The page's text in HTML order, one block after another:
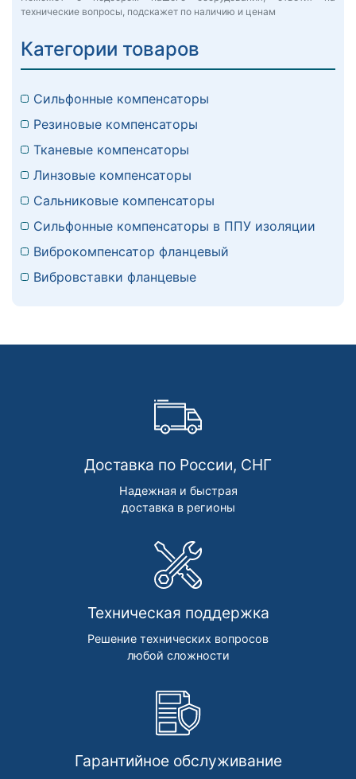
технические вопросы, подскажет по наличию и ценам
Категории товаров
Сильфонные компенсаторы
Резиновые компенсаторы
Тканевые компенсаторы
Линзовые компенсаторы
Сальниковые компенсаторы
Сильфонные компенсаторы в ППУ изоляции
Виброкомпенсатор фланцевый
Вибровставки фланцевые
Доставка по России, СНГ
Надежная и быстрая
доставка в регионы
Техническая поддержка
Решение технических вопросов
любой сложности
Гарантийное обслуживание